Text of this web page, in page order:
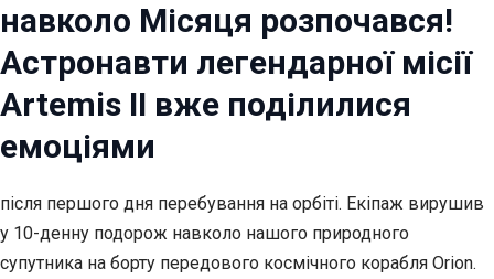
навколо Місяця розпочався!
Астронавти легендарної місії
Artemis II вже поділилися
емоціями
після першого дня перебування на орбіті. Екіпаж вирушив
у 10-денну подорож навколо нашого природного
супутника на борту передового космічного корабля Orion.